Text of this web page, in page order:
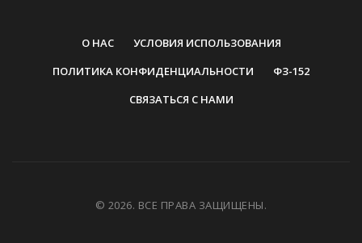
О НАС
УСЛОВИЯ ИСПОЛЬЗОВАНИЯ
ПОЛИТИКА КОНФИДЕНЦИАЛЬНОСТИ
ФЗ-152
СВЯЗАТЬСЯ С НАМИ
© 2026. ВСЕ ПРАВА ЗАЩИЩЕНЫ.